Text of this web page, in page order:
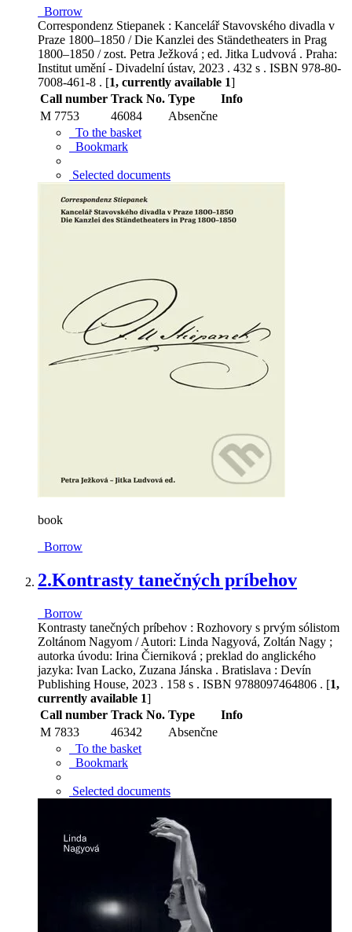
Borrow
Correspondenz Stiepanek : Kancelář Stavovského divadla v
Praze 1800–1850 / Die Kanzlei des Ständetheaters in Prag
1800–1850 / zost. Petra Ježková ; ed. Jitka Ludvová . Praha:
Institut umění - Divadelní ústav, 2023 . 432 s . ISBN 978-80-
7008-461-8 . [1, currently available 1]
Call number Track No. Type
Info
M 7753
46084
Absenčne
To the basket
Bookmark
Selected documents
book
Borrow
2.Kontrasty tanečných príbehov
Borrow
Kontrasty tanečných príbehov : Rozhovory s prvým sólistom
Zoltánom Nagyom / Autori: Linda Nagyová, Zoltán Nagy ;
autorka úvodu: Irina Čierniková ; preklad do anglického
jazyka: Ivan Lacko, Zuzana Jánska . Bratislava : Devín
Publishing House, 2023 . 158 s . ISBN 9788097464806 . [1,
currently available 1]
Call number Track No. Type
Info
M 7833
46342
Absenčne
To the basket
Bookmark
Selected documents